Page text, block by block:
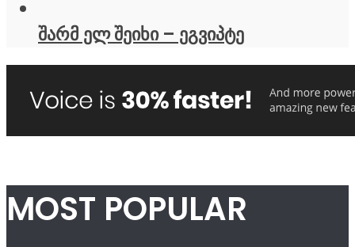
შარმ ელ შეიხი – ეგვიპტე
MOST POPULAR